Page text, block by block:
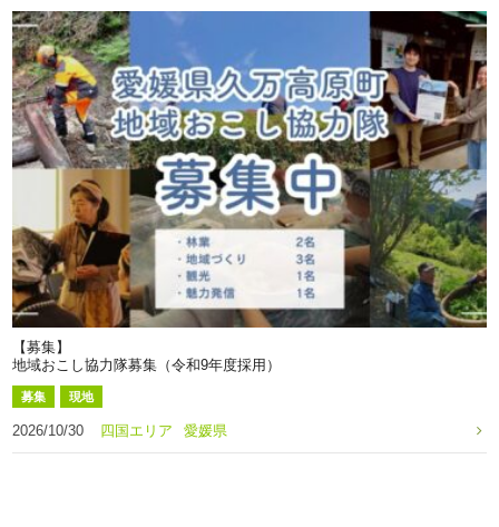
【募集】
地域おこし協力隊募集（令和9年度採用）
募集 現地
2026/10/30 四国エリア 愛媛県